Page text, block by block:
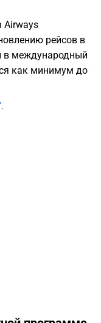
Airways
рейсов в
в международный
как минимум до